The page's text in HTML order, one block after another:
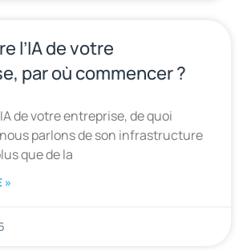
l’IA de votre
par où commencer ?
de votre entreprise, de quoi
nous parlons de son infrastructure
que de la
»